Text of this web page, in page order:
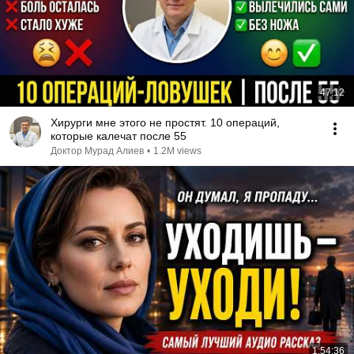
47:12
Хирурги мне этого не простят. 10 операций,
которые калечат после 55
Доктор Мурад Алиев • 1.2M views
1:54:36